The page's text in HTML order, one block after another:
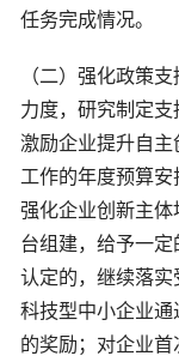
任务完成情况。
（二）强化政策
力度，研究制定
激励企业提升自
工作的年度预算安
强化企业创新主
台组建，给予一
认定的，继续落
科技型中小企业
的奖励；对企业